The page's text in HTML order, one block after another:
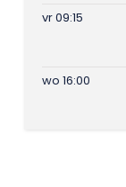
vr 09:15
wo 16:00